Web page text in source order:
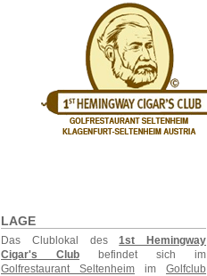
LAGE
Das Clublokal des1st Hemingway
Cigar's Club befindet sich im
Golfrestaurant Seltenheim im Golfclub